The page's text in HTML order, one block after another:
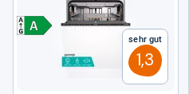
Sehr gut
1,3